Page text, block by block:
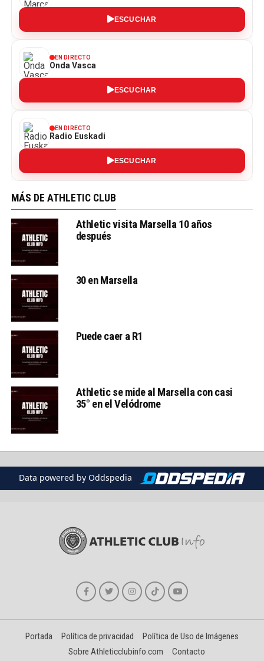
ESCUCHAR
EN DIRECTO
Onda Vasca
ESCUCHAR
EN DIRECTO
Radio Euskadi
ESCUCHAR
MÁS DE ATHLETIC CLUB
Athletic visita Marsella 10 años
después
30 en Marsella
Puede caer a R1
Athletic se mide al Marsella con casi
35° en el Velódrome
Data powered by Oddspedia
Portada Política de privacidad
Política de Uso de Imágenes
Sobre Athleticclubinfo.com
Contacto